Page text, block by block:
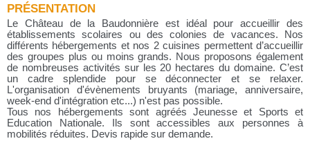
PRÉSENTATION
Le Château de la Baudonnière est idéal pour accueillir des
établissements scolaires ou des colonies de vacances. Nos
différents hébergements et nos 2 cuisines permettent d’accueillir
des groupes plus ou moins grands. Nous proposons également
de nombreuses activités sur les 20 hectares du domaine. C’est
un cadre splendide pour se déconnecter et se relaxer.
L'organisation d'évènements bruyants (mariage, anniversaire,
week-end d'intégration etc...) n'est pas possible.
Tous nos hébergements sont agréés Jeunesse et Sports et
Education Nationale. Ils sont accessibles aux personnes à
mobilités réduites. Devis rapide sur demande.